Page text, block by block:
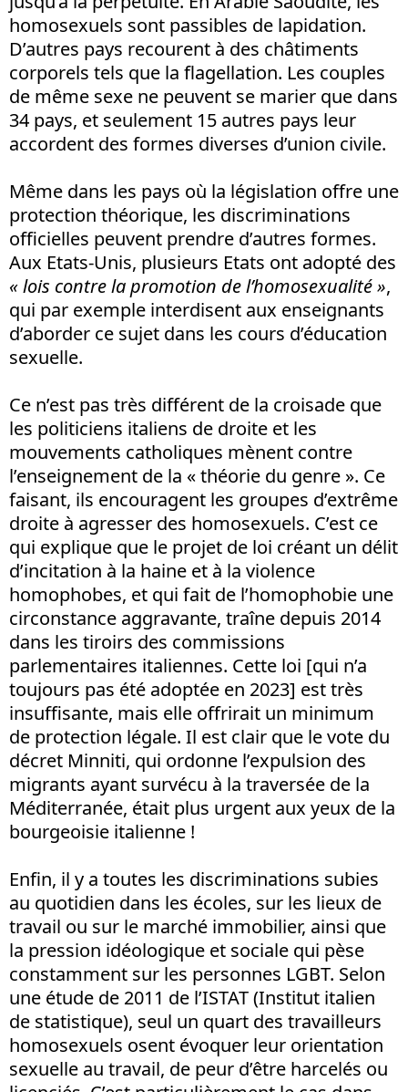
homosexuels sont passibles de lapidation.
D’autres pays recourent à des châtiments
corporels tels que la flagellation. Les couples
de même sexe ne peuvent se marier que dans
34 pays, et seulement 15 autres pays leur
accordent des formes diverses d’union civile.
Même dans les pays où la législation offre une
protection théorique, les discriminations
officielles peuvent prendre d’autres formes.
Aux Etats-Unis, plusieurs Etats ont adopté des
« lois contre la promotion de l’homosexualité »,
qui par exemple interdisent aux enseignants
d’aborder ce sujet dans les cours d’éducation
sexuelle.
Ce n’est pas très différent de la croisade que
les politiciens italiens de droite et les
mouvements catholiques mènent contre
l’enseignement de la « théorie du genre ». Ce
faisant, ils encouragent les groupes d’extrême
droite à agresser des homosexuels. C’est ce
qui explique que le projet de loi créant un délit
d’incitation à la haine et à la violence
homophobes, et qui fait de l’homophobie une
circonstance aggravante, traîne depuis 2014
dans les tiroirs des commissions
parlementaires italiennes. Cette loi [qui n’a
toujours pas été adoptée en 2023] est très
insuffisante, mais elle offrirait un minimum
de protection légale. Il est clair que le vote du
décret Minniti, qui ordonne l’expulsion des
migrants ayant survécu à la traversée de la
Méditerranée, était plus urgent aux yeux de la
bourgeoisie italienne !
Enfin, il y a toutes les discriminations subies
au quotidien dans les écoles, sur les lieux de
travail ou sur le marché immobilier, ainsi que
la pression idéologique et sociale qui pèse
constamment sur les personnes LGBT. Selon
une étude de 2011 de l’ISTAT (Institut italien
de statistique), seul un quart des travailleurs
homosexuels osent évoquer leur orientation
sexuelle au travail, de peur d’être harcelés ou